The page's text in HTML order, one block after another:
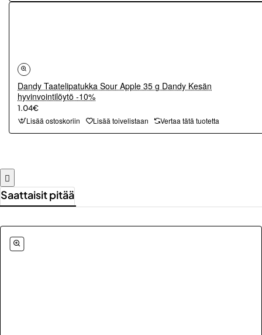
Dandy Taatelipatukka Sour Apple 35 g Dandy Kesän
hyvinvointilöytö -10%
1.04€
Lisää ostoskoriin Lisää toivelistaan Vertaa tätä tuotetta
Saattaisit pitää